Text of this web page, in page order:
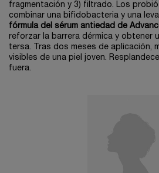
fragmentación y 3) filtrado. Los
combinar una bifidobacteria y una
fórmula del sérum antiedad de
reforzar la barrera dérmica y obtener
tersa. Tras dos meses de aplicación,
visibles de una piel joven.
fuera.